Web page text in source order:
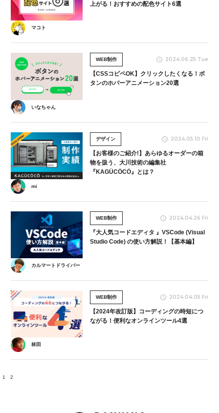
上がる！おすすめの配色サイト6選
マコト
WEB制作 2024.06.25 Tue
【CSSコピペOK】クリックしたくなる！ボ
タンのホバーアニメーション20選
いなちゃん
デザイン 2024.05.10 Fri
【お客様のご紹介!】あらゆるオーダーの箱
物を扱う、大川技術の編集社
『KAGÜCÖCÖ』とは？
mi
WEB制作 2024.04.26 Fri
『大人気コードエディタ 』VSCode (Visual
Studio Code) の使い方解説！【基本編】
カルマートドライバー
WEB制作 2024.04.05 Fri
【2024年改訂版】コーディングの時短につ
ながる！便利なオンラインツール4選
林田
1 2